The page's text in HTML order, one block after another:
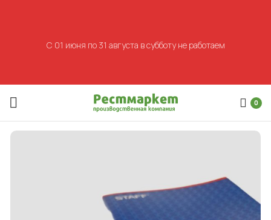
0
С 01 июня по 31 августа в субботу не работаем